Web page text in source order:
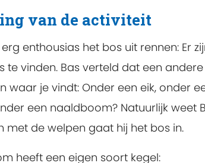
van de activiteit
enthousias het bos uit rennen: Er
te vinden. Bas verteld dat een
waar je vindt: Onder een eik, onder
een naaldboom? Natuurlijk weet
met de welpen gaat hij het bos in.
heeft een eigen soort kegel: